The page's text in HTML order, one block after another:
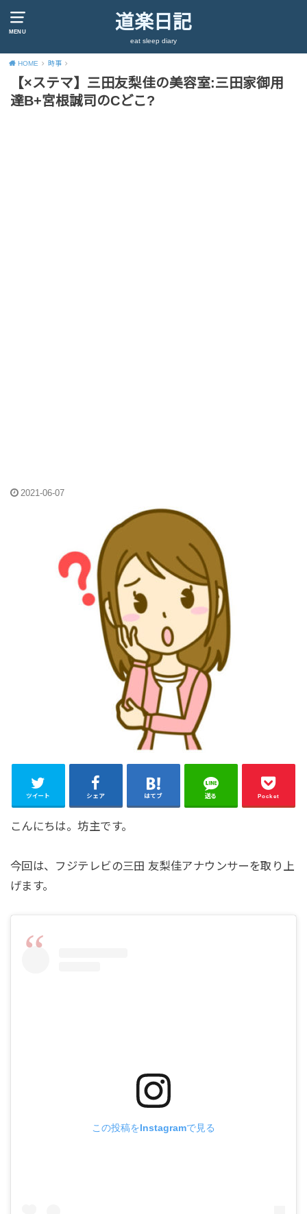
MENU 道楽日記
eat sleep diary
HOME 時事
【×ステマ】三田友梨佳の美容室:三田家御用
達B+宮根誠司のCどこ?
2021-06-07
ツイート シェア はてブ 送る Pocket
こんにちは。坊主です。
今回は、フジテレビの三田 友梨佳アナウンサーを取り上
げます。
この投稿をInstagramで見る